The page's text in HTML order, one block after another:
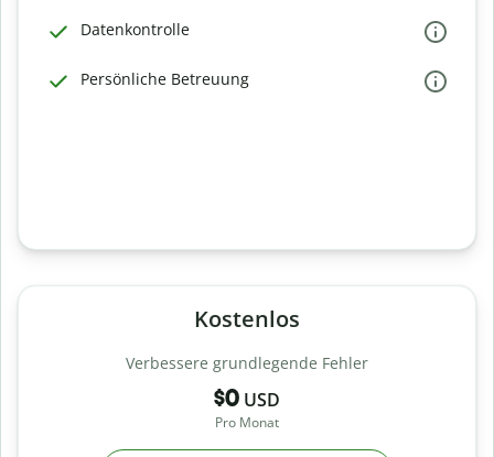
Datenkontrolle
Persönliche Betreuung
Kostenlos
Verbessere grundlegende Fehler
$0 USD
Pro Monat